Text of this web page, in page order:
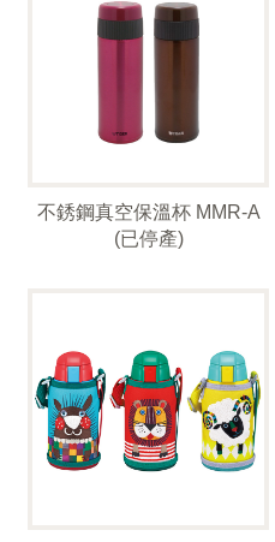
不銹鋼真空保溫杯 MMR-A
(已停產)